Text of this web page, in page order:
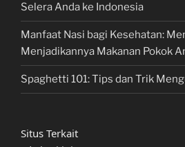
Selera Anda ke Indonesia
Manfaat Nasi bagi Kesehatan:
Menjadikannya Makanan Pokok
Spaghetti 101: Tips dan Trik
Situs Terkait